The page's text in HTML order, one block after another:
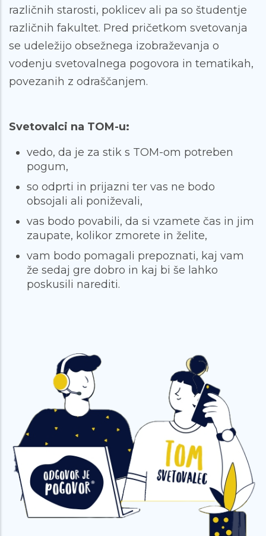
različnih starosti, poklicev ali pa so študentje
različnih fakultet. Pred pričetkom svetovanja
se udeležijo obsežnega izobraževanja o
vodenju svetovalnega pogovora in tematikah,
povezanih z odraščanjem.
Svetovalci na TOM-u:
vedo, da je za stik s TOM-om potreben
pogum,
so odprti in prijazni ter vas ne bodo
obsojali ali poniževali,
vas bodo povabili, da si vzamete čas in jim
zaupate, kolikor zmorete in želite,
vam bodo pomagali prepoznati, kaj vam
že sedaj gre dobro in kaj bi še lahko
poskusili narediti.